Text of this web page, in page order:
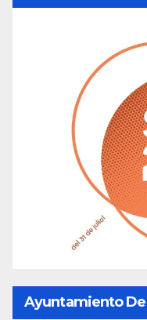
Ayuntamiento